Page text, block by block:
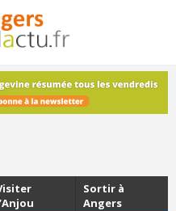
chaque vendredi dans
e-mail
Sortir à
Angers